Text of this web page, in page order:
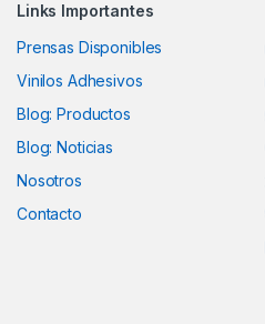
Links Importantes
Prensas Disponibles
Vinilos Adhesivos
Blog: Productos
Blog: Noticias
Nosotros
Contacto